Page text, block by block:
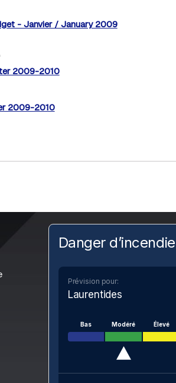
- Janvier / January 2009
2009-2010
2009-2010
Danger d’incendie
Prévision pour:
Laurentides
Bas Modéré Élevé